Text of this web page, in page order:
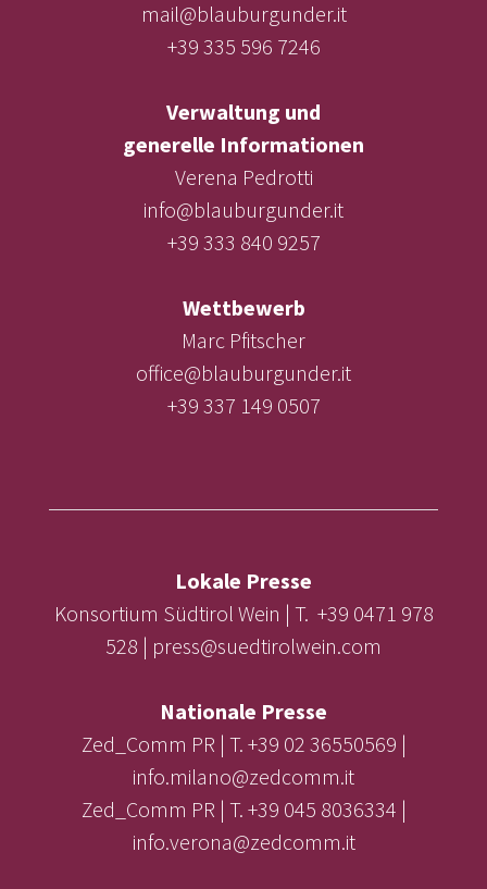
mail@blauburgunder.it
+39 335 596 7246
Verwaltung und
generelle Informationen
Verena Pedrotti
info@blauburgunder.it
+39 333 840 9257
Wettbewerb
Marc Pfitscher
office@blauburgunder.it
+39 337 149 0507
Lokale Presse
Konsortium Südtirol Wein | T. +39 0471 978
528 | press@suedtirolwein.com
Nationale Presse
Zed_Comm PR | T. +39 02 36550569 |
info.milano@zedcomm.it
Zed_Comm PR | T. +39 045 8036334 |
info.verona@zedcomm.it